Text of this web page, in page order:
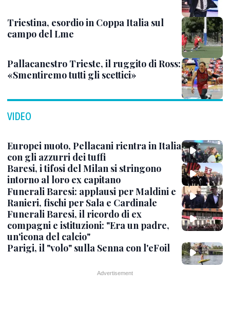
Triestina, esordio in Coppa Italia sul
campo del Lme
Pallacanestro Trieste, il ruggito di Ross:
«Smentiremo tutti gli scettici»
VIDEO
Europei nuoto, Pellacani rientra in Italia
con gli azzurri dei tuffi
Baresi, i tifosi del Milan si stringono
intorno al loro ex capitano
Funerali Baresi: applausi per Maldini e
Ranieri, fischi per Sala e Cardinale
Funerali Baresi, il ricordo di ex
compagni e istituzioni: "Era un padre,
un'icona del calcio"
Parigi, il "volo" sulla Senna con l'eFoil